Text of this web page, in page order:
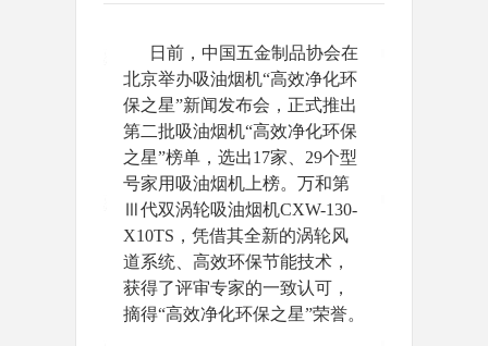
日前，中国五金制品协会在
北京举办吸油烟机“高效净化环
保之星”新闻发布会， 正式推出
第二批吸油烟机“高效净化环保
之星”榜单，选出17家、29个型
号家用吸油烟机上榜。万和第
Ⅲ代双涡轮吸油烟机CXW-130-
X10TS，凭借其全新的涡轮风
道系统、高效环保节能技术，
获得了评审专家的一致认可，
摘得“高效净化环保之星”荣誉。